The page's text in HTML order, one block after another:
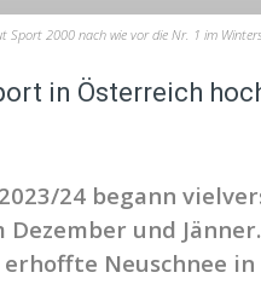
Sport 2000 nach wie vor die Nr. 1 im
in Österreich
24 begann
Dezember und
Neuschnee